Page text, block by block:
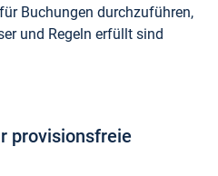
Buchungen durchzuführen,
und Regeln erfüllt sind
provisionsfreie